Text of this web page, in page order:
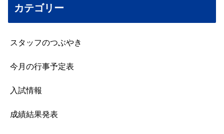
カテゴリー
スタッフのつぶやき
今月の行事予定表
入試情報
成績結果発表